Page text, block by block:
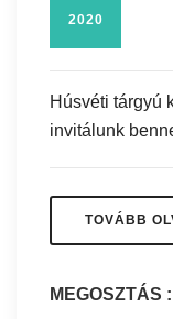
2020
Húsvéti tárgyú
invitálunk
TOVÁBB
MEGOSZTÁS :